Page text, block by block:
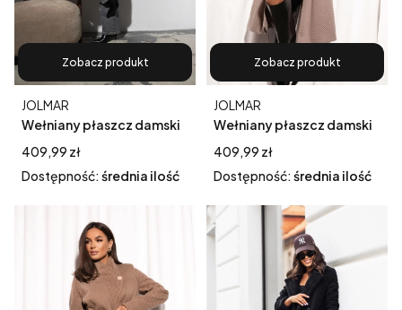
Zobacz produkt
Wełniany płaszcz damski
kolor czarny
Producent
JOLMAR
Cena
409,99 zł
Dostępność: średnia ilość
Zobacz produkt
Wełniany płaszcz damski
kolor fango
Producent
JOLMAR
Cena
409,99 zł
Dostępność: średnia ilość